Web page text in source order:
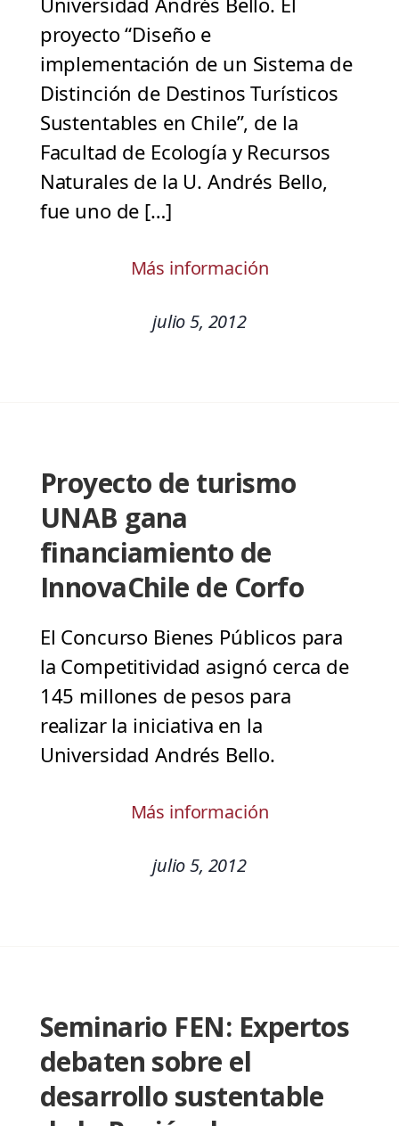
proyecto “Diseño e
implementación de un Sistema de
Distinción de Destinos Turísticos
Sustentables en Chile”, de la
Facultad de Ecología y Recursos
Naturales de la U. Andrés Bello,
fue uno de […]
Más información
julio 5, 2012
Proyecto de turismo
UNAB gana
financiamiento de
InnovaChile de Corfo
El Concurso Bienes Públicos para
la Competitividad asignó cerca de
145 millones de pesos para
realizar la iniciativa en la
Universidad Andrés Bello.
Más información
julio 5, 2012
Seminario FEN: Expertos
debaten sobre el
desarrollo sustentable